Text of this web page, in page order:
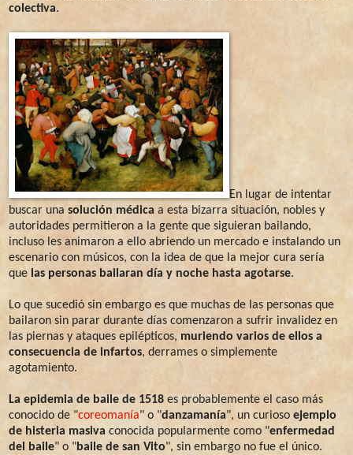
colectiva.
En lugar de intentar
buscar una solución médica a esta bizarra situación, nobles y
autoridades permitieron a la gente que siguieran bailando,
incluso les animaron a ello abriendo un mercado e instalando un
escenario con músicos, con la idea de que la mejor cura sería
que las personas bailaran día y noche hasta agotarse.
Lo que sucedió sin embargo es que muchas de las personas que
bailaron sin parar durante días comenzaron a sufrir invalidez en
las piernas y ataques epilépticos,muriendo varios de ellos a
consecuencia de infartos, derrames o simplemente
agotamiento.
La epidemia de baile de 1518 es probablemente el caso más
conocido de "coreomanía" o "danzamanía", un curioso ejemplo
de histeria masiva conocida popularmente como "enfermedad
del baile" o "baile de san Vito", sin embargo no fue el único.